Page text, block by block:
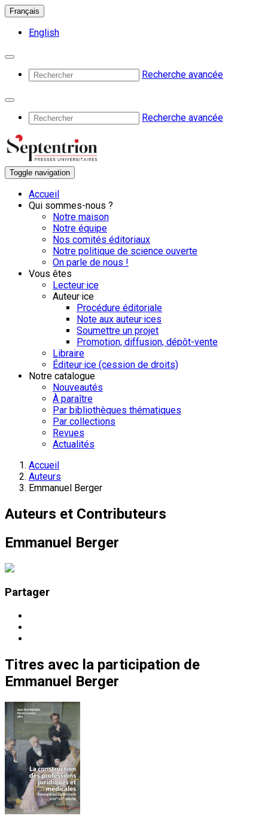
Français
English
Recherche avancée
Recherche avancée
Toggle navigation
Accueil
Qui sommes-nous ?
Notre maison
Notre équipe
Nos comités éditoriaux
Notre politique de science ouverte
On parle de nous !
Vous êtes
Lecteur·ice
Auteur·ice
Procédure éditoriale
Note aux auteur·ices
Soumettre un projet
Promotion, diffusion, dépôt-vente
Libraire
Éditeur·ice (cession de droits)
Notre catalogue
Nouveautés
À paraître
Par bibliothèques thématiques
Par collections
Revues
Actualités
Accueil
Auteurs
Emmanuel Berger
Auteurs et Contributeurs
Emmanuel Berger
Partager
Titres avec la participation de
Emmanuel Berger